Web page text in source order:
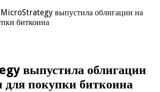
MicroStrategy выпустила облигации на
биткоина
выпустила облигации
для покупки биткоина